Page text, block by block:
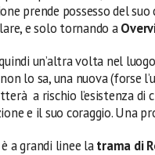
prende possesso del
e solo tornando a
un’altra volta nel
lo sa, una nuova (forse
a rischio l’esistenza di
e il suo coraggio. Una
a grandi linee latrama di